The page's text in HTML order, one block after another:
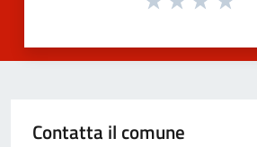
Contatta il comune